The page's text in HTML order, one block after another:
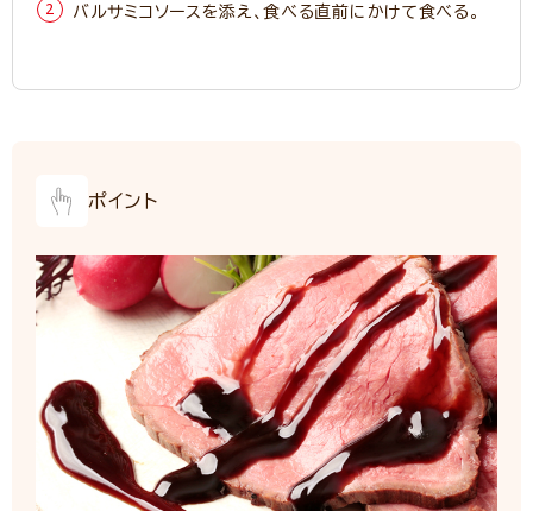
バルサミコソースを添え、食べる直前にかけて食べる。
ポイント